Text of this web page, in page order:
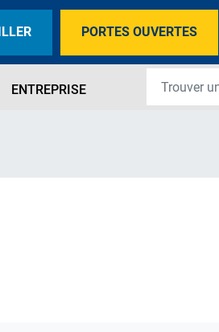
PORTES OUVERTES
ENTREPRISE